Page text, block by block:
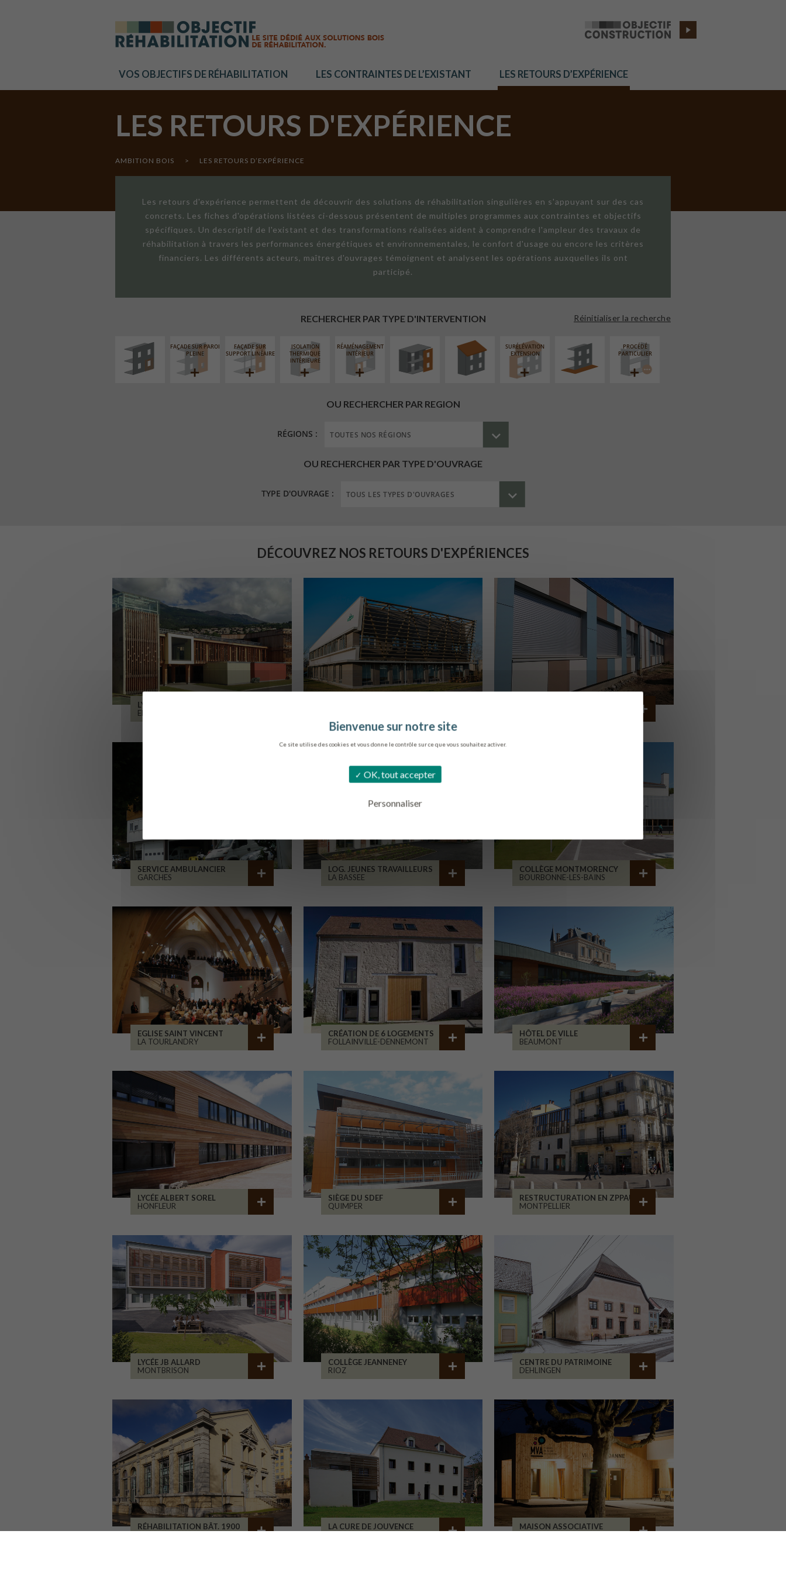
Ce site utilise des cookies et vous donne le contrôle sur ce que vous souhaitez activer.
OK, tout accepter
Personnaliser
VOS OBJECTIFS DE RÉHABILITATION LES CONTRAINTES DE L’EXISTANT LES RETOURS D’EXPÉRIENCE
LES RETOURS D'EXPÉRIENCE
AMBITION BOIS > LES RETOURS D’EXPÉRIENCE
Les retours d'expérience permettent de découvrir des solutions de réhabilitation singulières en s'appuyant sur des cas
concrets. Les fiches d'opérations listées ci-dessous présentent de multiples programmes aux contraintes et objectifs
spécifiques. Un descriptif de l'existant et des transformations réalisées aident à comprendre l'ampleur des travaux de
réhabilitation à travers les performances énergétiques et environnementales, le confort d'usage ou encore les critères
financiers. Les différents acteurs, maîtres d'ouvrages témoignent et analysent les opérations auxquelles ils ont
participé.
RECHERCHER PAR TYPE D'INTERVENTION Réinitialiser la recherche
ISOLATION
FAÇADE SUR PAROI
PLEINE
FAÇADE SUR
SUPPORT LINÉAIRE
ISOLATION
THERMIQUE
INTÉRIEURE
RÉAMÉNAGEMENT
INTÉRIEUR
SURÉLÉVATION
EXTENSION
PROCÉDÉ
PARTICULIER
OU RECHERCHER PAR REGION
RÉGIONS :
OU RECHERCHER PAR TYPE D'OUVRAGE
TYPE D'OUVRAGE :
DÉCOUVREZ NOS RETOURS D'EXPÉRIENCES
LYCÉE ALPES ET DURANCE
EMBRUN
SERVICE AMBULANCIER
GARCHES
LOG. JEUNES TRAVAILLEURS
LA BASSEE
COLLÈGE MONTMORENCY
BOURBONNE-LES-BAINS
EGLISE SAINT VINCENT
LA TOURLANDRY
CRÉATION DE 6 LOGEMENTS
FOLLAINVILLE-DENNEMONT
HÔTEL DE VILLE
BEAUMONT
LYCÉE ALBERT SOREL
HONFLEUR
SIÈGE DU SDEF
QUIMPER
RESTRUCTURATION EN ZPPAUP
MONTPELLIER
LYCÉE JB ALLARD
MONTBRISON
COLLÈGE JEANNENEY
RIOZ
CENTRE DU PATRIMOINE
DEHLINGEN
RÉHABILITATION BÂT. 1900
LA CURE DE JOUVENCE
MAISON ASSOCIATIVE